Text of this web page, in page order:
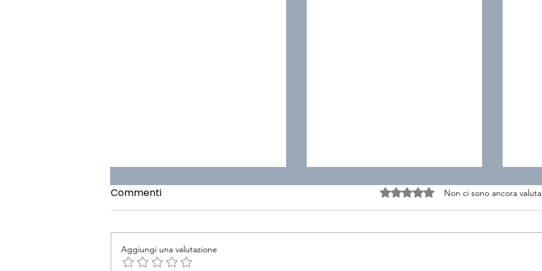
Commenti Valutazione 0 stelle su 5.
Non ci sono ancora
Aggiungi una valutazione